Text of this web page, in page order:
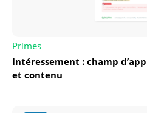
Primes
Intéressement : champ
et contenu